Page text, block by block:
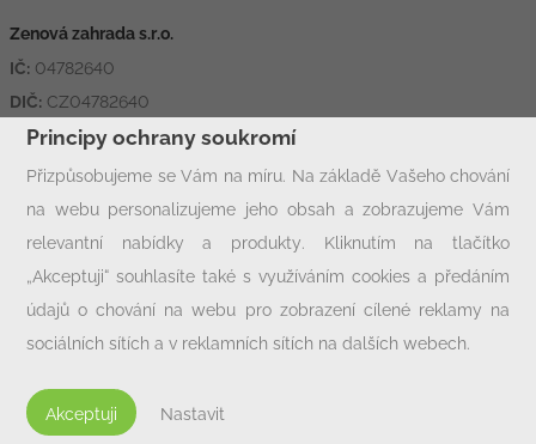
Zenová zahrada s.r.o.
IČ: 04782640
DIČ: CZ04782640
Adresa:Hornická 1426, 431 11 Jirkov
Rychlý kontakt
info@zcjirkov.cz
+420 602 33 77 00
Principy ochrany soukromí
Přizpůsobujeme se Vám na míru. Na základě Vašeho chování
na webu personalizujeme jeho obsah a zobrazujeme Vám
relevantní nabídky a produkty. Kliknutím na tlačítko
„Akceptuji“ souhlasíte také s využíváním cookies a předáním
údajů o chování na webu pro zobrazení cílené reklamy na
sociálních sítích a v reklamních sítích na dalších webech.
nebo kdykoli vypnout po kliknutí na tlačítko „Nastavit“.
Akceptuji Nastavit